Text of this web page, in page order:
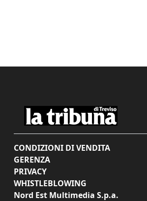
CONDIZIONI DI VENDITA
GERENZA
PRIVACY
WHISTLEBLOWING
Nord Est Multimedia S.p.a.